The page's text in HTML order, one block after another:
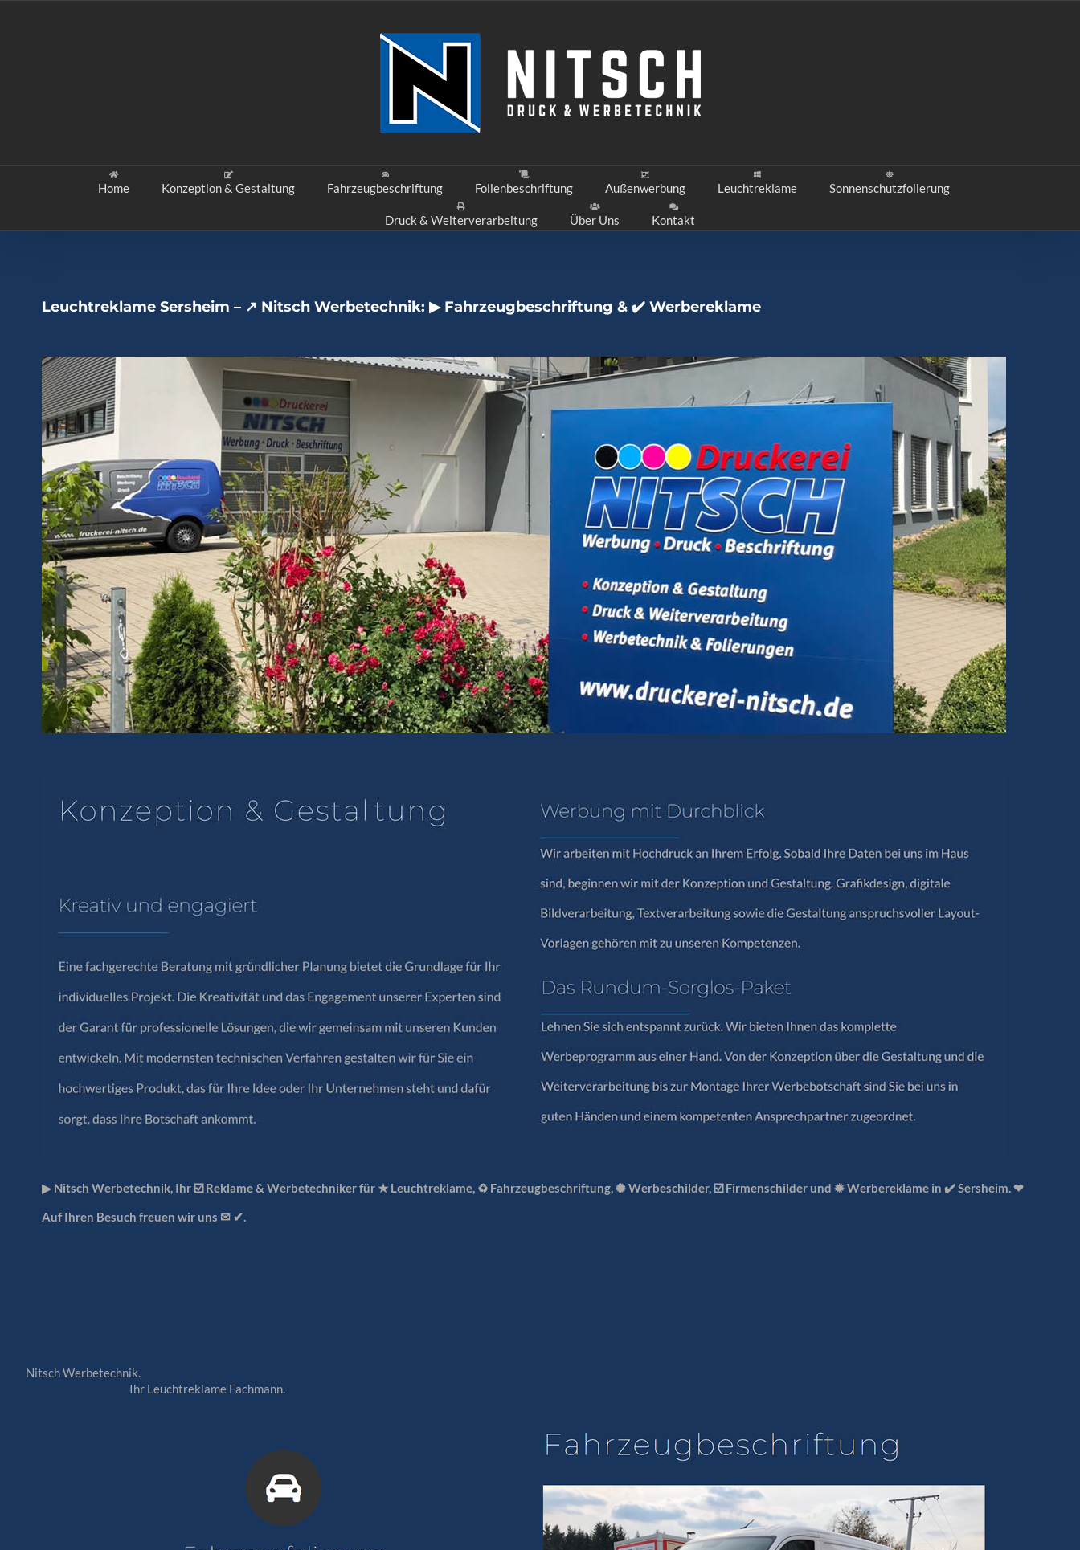
Home Konzeption & Gestaltung Fahrzeugbeschriftung Folienbeschriftung Außenwerbung Leuchtreklame Sonnenschutzfolierung
Druck & Weiterverarbeitung Über Uns Kontakt
Leuchtreklame Sersheim – ↗️ Nitsch Werbetechnik: ▶︎ Fahrzeugbeschriftung & ✔️ Werbereklame
▶︎ Nitsch Werbetechnik, Ihr ☑️ Reklame & Werbetechniker für ★ Leuchtreklame, ♻ Fahrzeugbeschriftung, ✺ Werbeschilder, ☑️ Firmenschilder und ✹ Werbereklame in ✔️ Sersheim. ❤
Auf Ihren Besuch freuen wir uns ✉ ✔.
Nitsch Werbetechnik.
Ihr Leuchtreklame Fachmann.